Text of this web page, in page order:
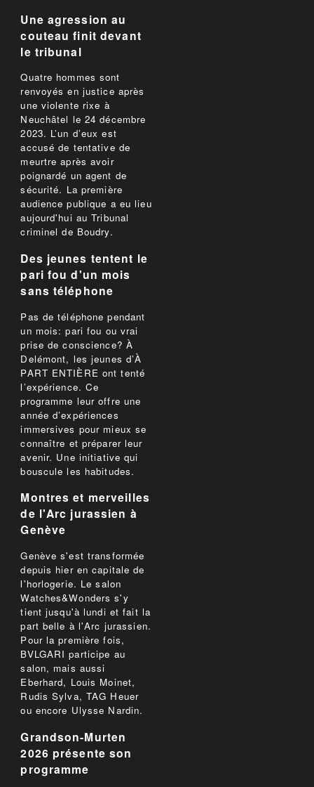
Une agression au
couteau finit devant
le tribunal
Quatre hommes sont
renvoyés en justice après
une violente rixe à
Neuchâtel le 24 décembre
2023. L’un d’eux est
accusé de tentative de
meurtre après avoir
poignardé un agent de
sécurité. La première
audience publique a eu lieu
aujourd'hui au Tribunal
criminel de Boudry.
Des jeunes tentent le
pari fou d'un mois
sans téléphone
Pas de téléphone pendant
un mois: pari fou ou vrai
prise de conscience? À
Delémont, les jeunes d’À
PART ENTIÈRE ont tenté
l’expérience. Ce
programme leur offre une
année d’expériences
immersives pour mieux se
connaître et préparer leur
avenir. Une initiative qui
bouscule les habitudes.
Montres et merveilles
de l'Arc jurassien à
Genève
Genève s'est transformée
depuis hier en capitale de
l'horlogerie. Le salon
Watches&Wonders s'y
tient jusqu'à lundi et fait la
part belle à l'Arc jurassien.
Pour la première fois,
BVLGARI participe au
salon, mais aussi
Eberhard, Louis Moinet,
Rudis Sylva, TAG Heuer
ou encore Ulysse Nardin.
Grandson-Murten
2026 présente son
programme